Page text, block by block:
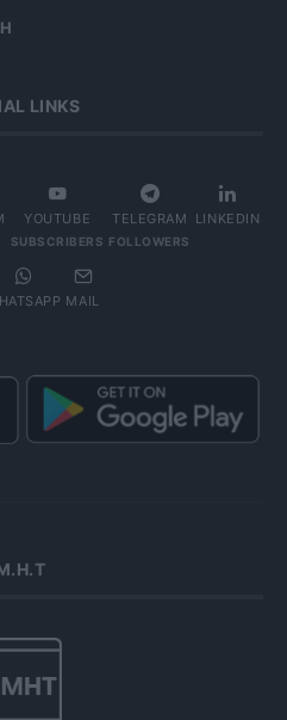
LINKS
YOUTUBE
SUBSCRIBERS
TELEGRAM
FOLLOWERS
LINKEDIN
MAIL